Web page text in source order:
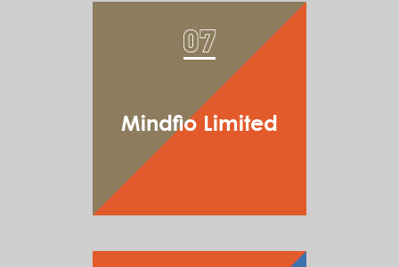
Mindfio Limited